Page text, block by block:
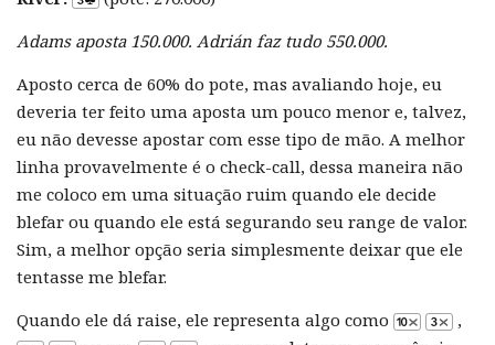
Adams aposta 150.000. Adrián faz tudo 550.000.
Aposto cerca de 60% do pote, mas avaliando hoje, eu
deveria ter feito uma aposta um pouco menor e, talvez,
eu não devesse apostar com esse tipo de mão. A melhor
linha provavelmente é o check-call, dessa maneira não
me coloco em uma situação ruim quando ele decide
blefar ou quando ele está segurando seu range de valor.
Sim, a melhor opção seria simplesmente deixar que ele
tentasse me blefar.
Quando ele dá raise, ele representa algo como
,